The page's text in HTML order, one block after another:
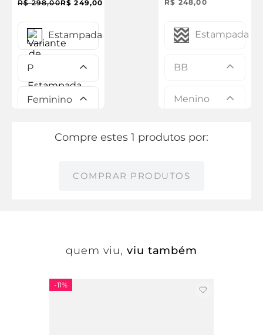
R$ 298,00R$ 249,00
Estampada
P
Feminino
Masculino
R$ 248,00
Estampada
BB
Menino
Compre estes 1 produtos por:
COMPRAR PRODUTOS
quem viu, viu também
-11%